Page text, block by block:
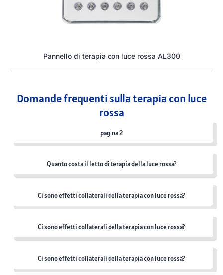
Pannello di terapia con luce rossa AL300
Domande frequenti sulla terapia con luce
rossa
pagina 2
Quanto costa il letto di terapia della luce rossa?
Ci sono effetti collaterali della terapia con luce rossa?
Ci sono effetti collaterali della terapia con luce rossa?
Ci sono effetti collaterali della terapia con luce rossa?